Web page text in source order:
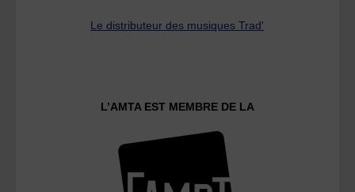
Le distributeur des musiques Trad'
L’AMTA EST MEMBRE DE LA